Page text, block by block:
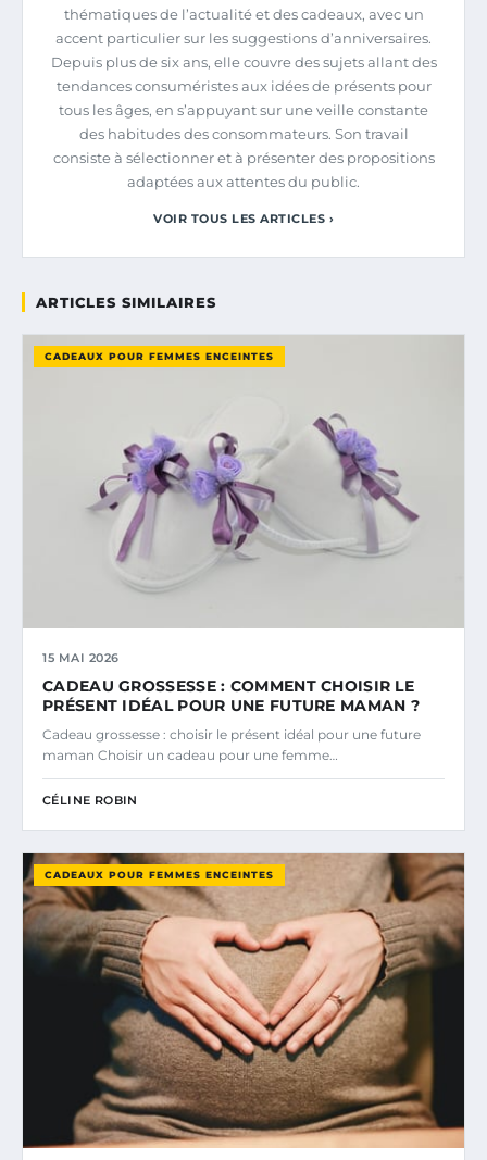
thématiques de l’actualité et des cadeaux, avec un
accent particulier sur les suggestions d’anniversaires.
Depuis plus de six ans, elle couvre des sujets allant des
tendances consuméristes aux idées de présents pour
tous les âges, en s’appuyant sur une veille constante
des habitudes des consommateurs. Son travail
consiste à sélectionner et à présenter des propositions
adaptées aux attentes du public.
VOIR TOUS LES ARTICLES ›
ARTICLES SIMILAIRES
CADEAUX POUR FEMMES ENCEINTES
15 MAI 2026
CADEAU GROSSESSE : COMMENT CHOISIR LE
PRÉSENT IDÉAL POUR UNE FUTURE MAMAN ?
Cadeau grossesse : choisir le présent idéal pour une future
maman Choisir un cadeau pour une femme…
CÉLINE ROBIN
CADEAUX POUR FEMMES ENCEINTES